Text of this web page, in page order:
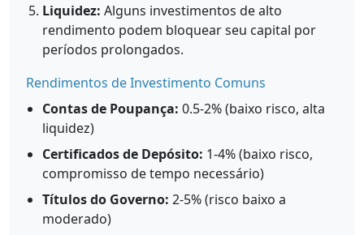
Liquidez: Alguns investimentos de alto
rendimento podem bloquear seu capital por
períodos prolongados.
Rendimentos de Investimento Comuns
Contas de Poupança: 0.5-2% (baixo risco, alta
liquidez)
Certificados de Depósito: 1-4% (baixo risco,
compromisso de tempo necessário)
Títulos do Governo: 2-5% (risco baixo a
moderado)